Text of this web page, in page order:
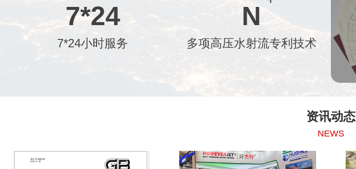
7*24
7*24小时服务
N
多项高压水射流专利技术
资讯动态
NEWS